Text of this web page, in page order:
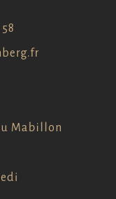
Mabillon